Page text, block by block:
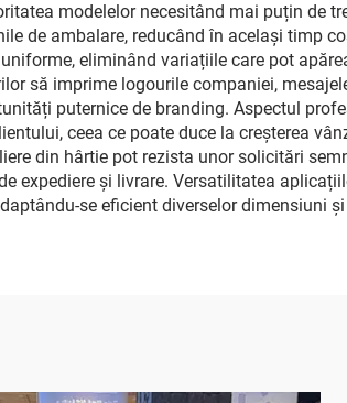
modelelor necesitând mai puțin de
de ambalare, reducând în același timp
eliminând variațiile care pot
să imprime logourile companiei,
puternice de branding. Aspectul
ceea ce poate duce la creșterea
din hârtie pot rezista unor solicitări
expediere și livrare. Versatilitatea
se eficient diverselor dimensiuni